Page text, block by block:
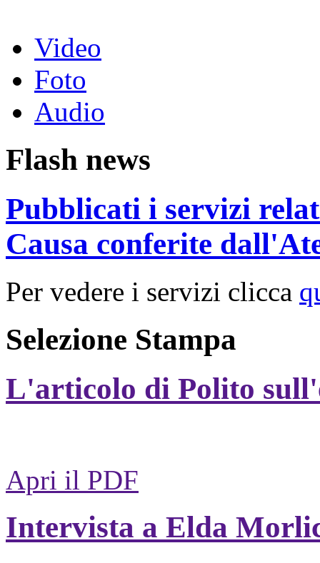
Video
Foto
Audio
Flash news
Pubblicati i servizi
Causa conferite
Per vedere i servizi clicca
Selezione Stampa
L'articolo di Polito
Apri il PDF
Intervista a Elda